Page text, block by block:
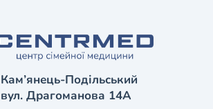
Кам’янець-Подільський
вул. Драгоманова 14А